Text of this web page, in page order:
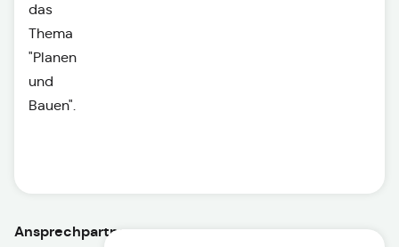
das
Thema
"Planen
und
Bauen".
Ansprechpartner